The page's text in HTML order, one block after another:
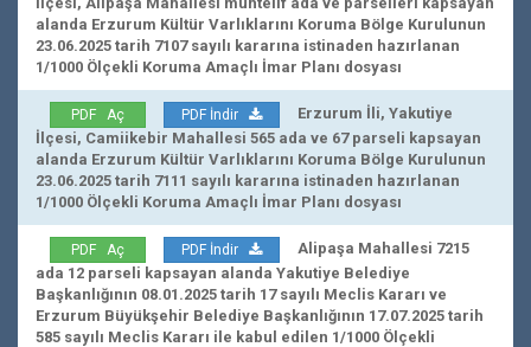
alanda Erzurum Kültür Varlıklarını Koruma Bölge Kurulunun
23.06.2025 tarih 7107 sayılı kararına istinaden hazırlanan
1/1000 Ölçekli Koruma Amaçlı İmar Planı dosyası
PDF Aç PDF İndir
Erzurum İli, Yakutiye
İlçesi, Camiikebir Mahallesi 565 ada ve 67 parseli kapsayan
alanda Erzurum Kültür Varlıklarını Koruma Bölge Kurulunun
23.06.2025 tarih 7111 sayılı kararına istinaden hazırlanan
1/1000 Ölçekli Koruma Amaçlı İmar Planı dosyası
PDF Aç PDF İndir
Alipaşa Mahallesi 7215
ada 12 parseli kapsayan alanda Yakutiye Belediye
Başkanlığının 08.01.2025 tarih 17 sayılı Meclis Kararı ve
Erzurum Büyükşehir Belediye Başkanlığının 17.07.2025 tarih
585 sayılı Meclis Kararı ile kabul edilen 1/1000 Ölçekli